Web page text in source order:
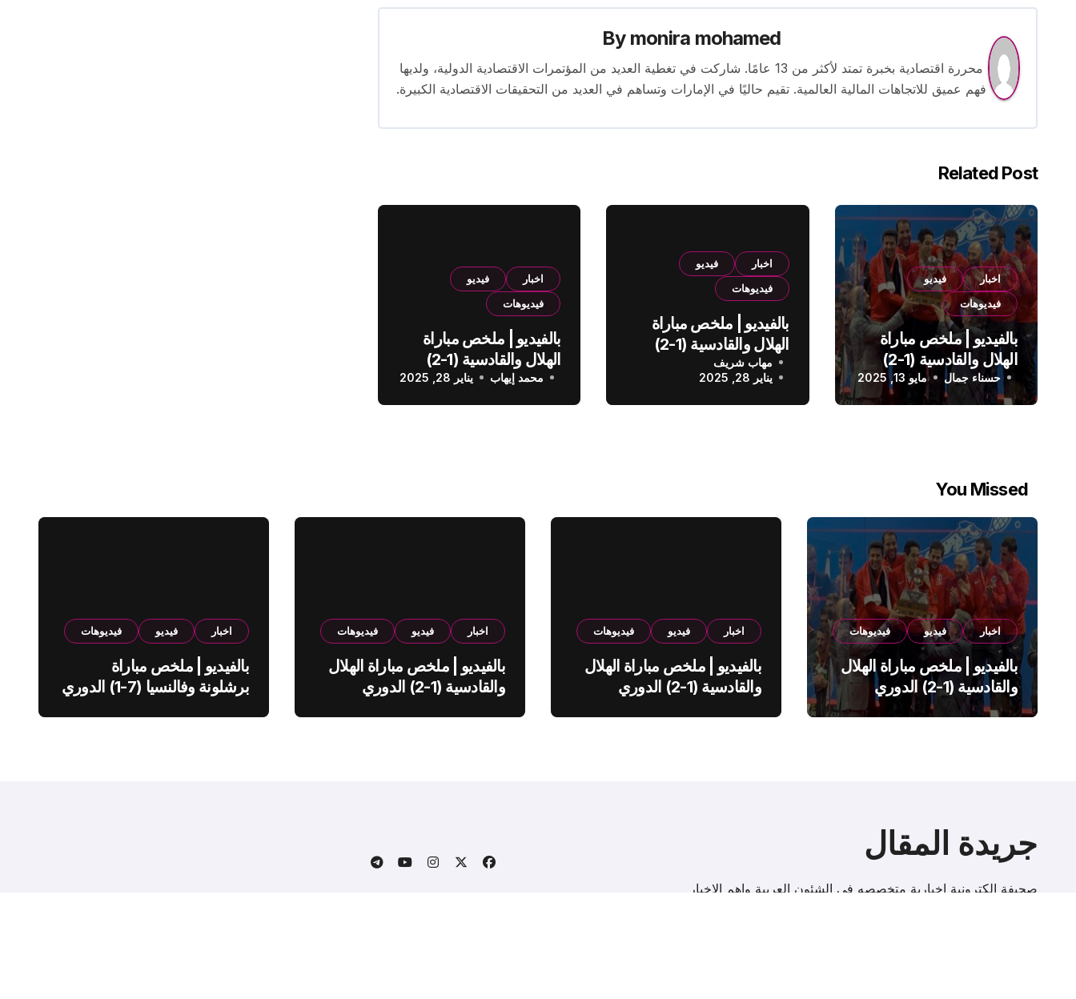
By monira mohamed
محررة اقتصادية بخبرة تمتد لأكثر من 13 عامًا. شاركت في تغطية العديد من المؤتمرات الاقتصادية الدولية، ولديها
فهم عميق للاتجاهات المالية العالمية. تقيم حاليًا في الإمارات وتساهم في العديد من التحقيقات الاقتصادية الكبيرة.
Related Post
اخبار
فيديو
فيديوهات
بالفيديو | ملخص مباراة
الهلال والقادسية (1-2)
الدوري السعودي
حسناء جمال مايو 13, 2025
اخبار
فيديو
فيديوهات
بالفيديو | ملخص مباراة
الهلال والقادسية (1-2)
الدوري السعودي
مهاب شريف
يناير 28, 2025
اخبار
فيديو
فيديوهات
بالفيديو | ملخص مباراة
الهلال والقادسية (1-2)
الدوري السعودي
محمد إيهاب يناير 28, 2025
You Missed
اخبار فيديو فيديوهات
بالفيديو | ملخص مباراة الهلال
والقادسية (1-2) الدوري
السعودي
اخبار فيديو فيديوهات
بالفيديو | ملخص مباراة الهلال
والقادسية (1-2) الدوري
اخبار فيديو فيديوهات
بالفيديو | ملخص مباراة الهلال
والقادسية (1-2) الدوري
اخبار فيديو فيديوهات
بالفيديو | ملخص مباراة
برشلونة وفالنسيا (7-1) الدوري
جريدة المقال
صحيفة إلكترونية اخبارية متخصصه فى الشئون العربية واهم الاخبار